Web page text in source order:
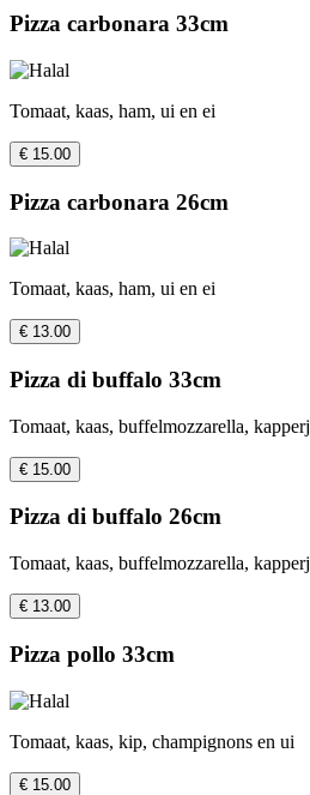
Pizza carbonara 33cm
Tomaat, kaas, ham, ui en ei
€ 15.00
Pizza carbonara 26cm
Tomaat, kaas, ham, ui en ei
€ 13.00
Pizza di buffalo 33cm
Tomaat, kaas, buffelmozzarella,
€ 15.00
Pizza di buffalo 26cm
Tomaat, kaas, buffelmozzarella,
€ 13.00
Pizza pollo 33cm
Tomaat, kaas, kip, champignons en ui
€ 15.00